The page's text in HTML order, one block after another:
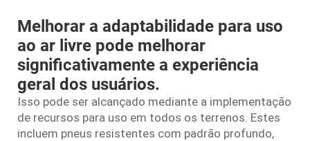
Melhorar a adaptabilidade para uso
ao ar livre pode melhorar
significativamente a experiência
geral dos usuários.
Isso pode ser alcançado mediante a implementação
de recursos para uso em todos os terrenos. Estes
incluem pneus resistentes com padrão profundo,